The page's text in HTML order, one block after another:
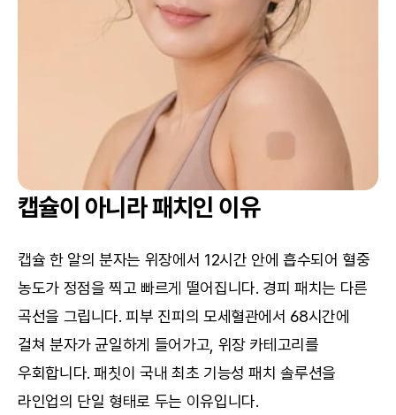
캡슐이 아니라 패치인 이유
캡슐 한 알의 분자는 위장에서 12시간 안에 흡수되어 혈중
농도가 정점을 찍고 빠르게 떨어집니다. 경피 패치는 다른
곡선을 그립니다. 피부 진피의 모세혈관에서 68시간에
걸쳐 분자가 균일하게 들어가고, 위장 카테고리를
우회합니다. 패칫이 국내 최초 기능성 패치 솔루션을
라인업의 단일 형태로 두는 이유입니다.